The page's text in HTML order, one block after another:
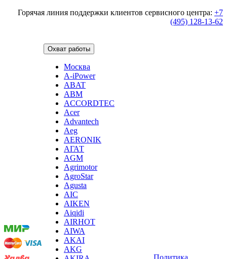
Горячая линия поддержки клиентов сервисного центра: +7
(495) 128-13-62
Охват работы
Москва
A-iPower
ABAT
ABM
ACCORDTEC
Acer
Advantech
Aeg
AERONIK
АГАТ
AGM
Agrimotor
AgroStar
Agusta
AIC
AIKEN
Aiqidi
AIRHOT
AIWA
AKAI
AKG
Политика